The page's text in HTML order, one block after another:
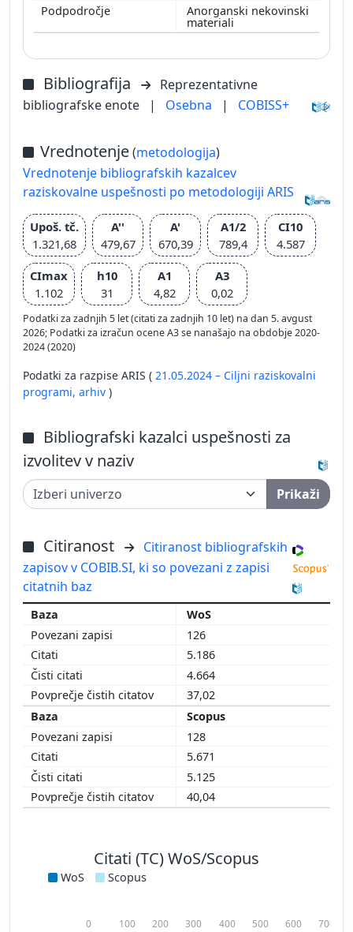
Anorganski nekovinski
materiali
Bibliografija
Reprezentativne
bibliografske enote
| Osebna | COBISS+
Vrednotenje(metodologija)
Vrednotenje bibliografskih kazalcev
raziskovalne uspešnosti po metodologiji ARIS
Upoš. tč.
1.321,68
A''
479,67
A'
670,39
A1/2
789,4
CI10
4.587
CImax
1.102
h10
31
A1
4,82
A3
0,02
Podatki za zadnjih 5 let (citati za zadnjih 10 let) na dan 5. avgust
2026; Podatki za izračun ocene A3 se nanašajo na obdobje 2020-
2024 (2020)
Podatki za razpise ARIS ( 21.05.2024 – Ciljni raziskovalni
programi, arhiv )
Bibliografski kazalci uspešnosti za
izvolitev v naziv
Prikaži
Citiranost
Citiranost bibliografskih
zapisov v COBIB.SI, ki so povezani z zapisi
citatnih baz
WoS
126
5.186
4.664
37,02
Scopus
128
5.671
5.125
40,04
Citati (TC) WoS/Scopus
WoS Scopus
0 100 200 300 400 500 600 700